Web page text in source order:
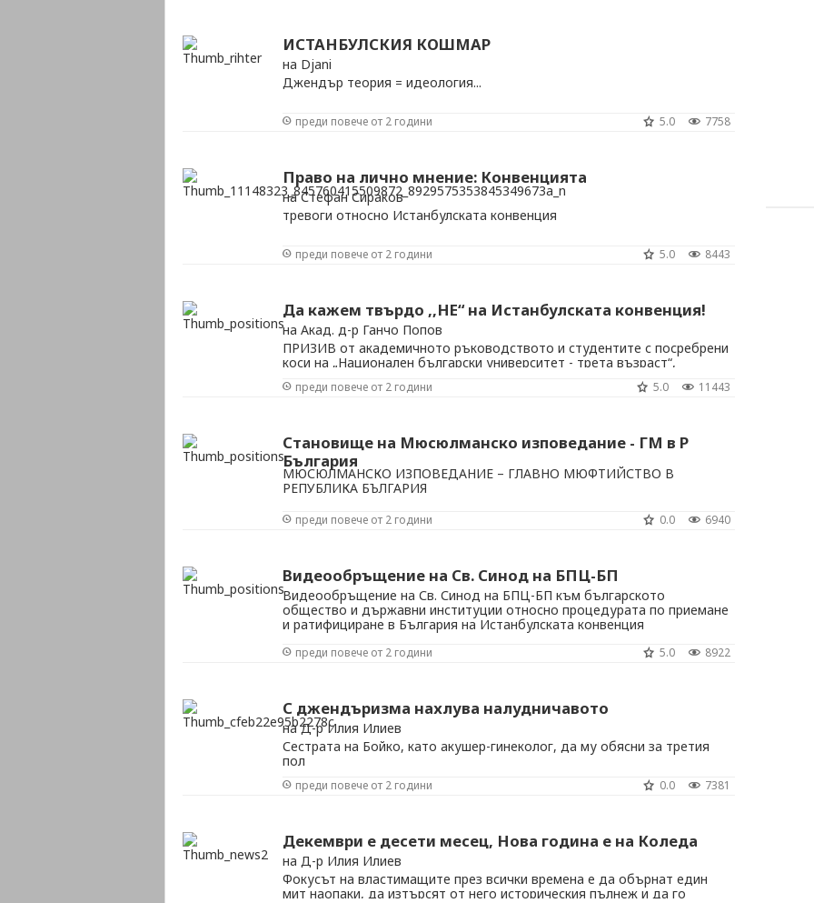
ИСТАНБУЛСКИЯ КОШМАР
на Djani
Джендър теория = идеология...
преди повече от 2 години 7758
5.0
Право на лично мнение: Конвенцията
на Стефан Сираков
тревоги относно Истанбулската конвенция
преди повече от 2 години 8443
5.0
Да кажем твърдо ,,НЕ“ на Истанбулската конвенция!
на Акад. д-р Ганчо Попов
ПРИЗИВ от академичното ръководството и студентите с посребрени
коси на „Национален български университет - трета възраст“,
преди повече от 2 години 11443
5.0
Становище на Мюсюлманско изповедание - ГМ в Р
България
МЮСЮЛМАНСКО ИЗПОВЕДАНИЕ – ГЛАВНО МЮФТИЙСТВО В
РЕПУБЛИКА БЪЛГАРИЯ
преди повече от 2 години 6940
0.0
Видеообръщение на Св. Синод на БПЦ-БП
Видеообръщение на Св. Синод на БПЦ-БП към българското
общество и държавни институции относно процедурата по приемане
и ратифициране в България на Истанбулската конвенция
преди повече от 2 години 8922
5.0
С джендъризма нахлува налудничавото
на Д-р Илия Илиев
Сестрата на Бойко, като акушер-гинеколог, да му обясни за третия
пол
преди повече от 2 години 7381
0.0
Декември е десети месец, Нова година е на Коледа
на Д-р Илия Илиев
Фокусът на властимащите през всички времена е да обърнат един
мит наопаки, да изтърсят от него историческия пълнеж и да го